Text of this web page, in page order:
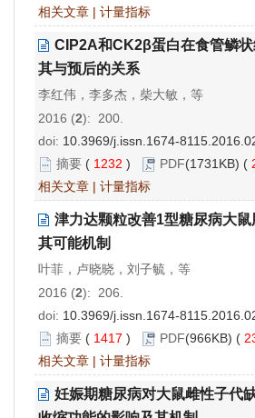
相关文章 | 计量指标
CIP2A和CK2β蛋白在食管鳞
其与预后的关系
李红伟，李多杰，柴大敏，等
2016 (2): 200.
doi: 10.3969/j.issn.1674-
摘要 ( 1232 ) PDF(1731KB) (
相关文章 | 计量指标
津力达颗粒改善1型糖尿病大
其可能机制
叶菲，卢晓晓，刘子毓，等
2016 (2): 206.
doi: 10.3969/j.issn.1674-
摘要 ( 1417 ) PDF(966KB) (
相关文章 | 计量指标
妊娠期糖尿病对大鼠雌性子代